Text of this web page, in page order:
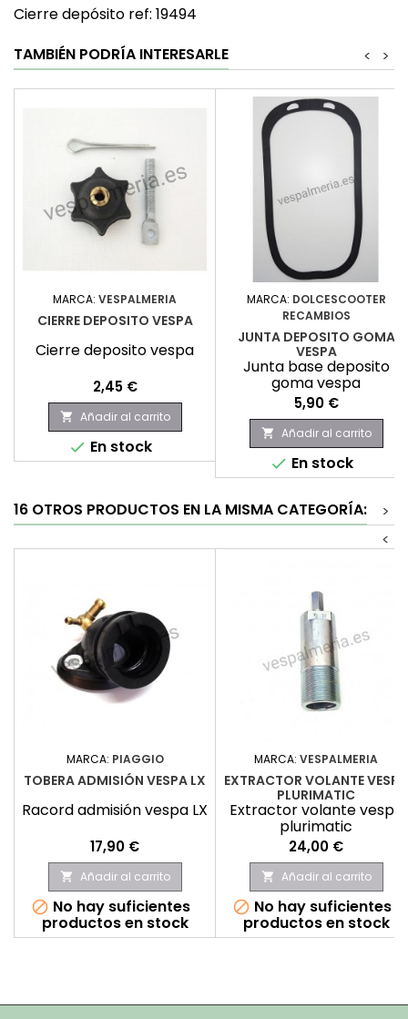
Cierre depósito ref: 19494
TAMBIÉN PODRÍA INTERESARLE
>
<
MARCA: VESPALMERIA
CIERRE DEPOSITO VESPA
Cierre deposito vespa
Precio
2,45 €
 Añadir al carrito
 En stock
MARCA: DOLCESCOOTER
RECAMBIOS
JUNTA DEPOSITO GOMA
VESPA
Junta base deposito
goma vespa
Precio
5,90 €
 Añadir al carrito
 En stock
16 OTROS PRODUCTOS EN LA MISMA CATEGORÍA:
>
<
MARCA: PIAGGIO
TOBERA ADMISIÓN VESPA LX
Racord admisión vespa LX
Precio
17,90 €
 Añadir al carrito
 No hay suficientes
productos en stock
MARCA: VESPALMERIA
EXTRACTOR VOLANTE VESPA
PLURIMATIC
Extractor volante vespa
plurimatic
Precio
24,00 €
 Añadir al carrito
 No hay suficientes
productos en stock